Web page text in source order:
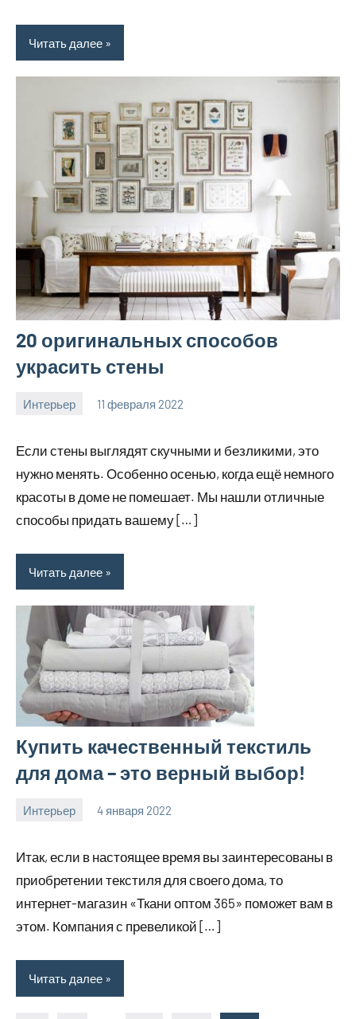
Читать далее
20 оригинальных способов
украсить стены
Интерьер 11 февраля 2022
molokovostro
Если стены выглядят скучными и безликими, это
нужно менять. Особенно осенью, когда ещё немного
красоты в доме не помешает. Мы нашли отличные
способы придать вашему […]
Читать далее
Купить качественный текстиль
для дома – это верный выбор!
Интерьер 4 января 2022
molokovostro
Итак, если в настоящее время вы заинтересованы в
приобретении текстиля для своего дома, то
интернет-магазин «Ткани оптом 365» поможет вам в
этом. Компания с превеликой […]
Читать далее